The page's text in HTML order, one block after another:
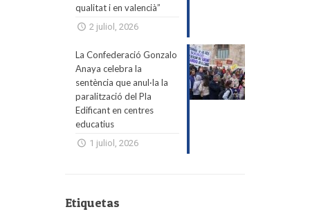
qualitat i en valencià”
2 juliol, 2026
La Confederació Gonzalo
Anaya celebra la
sentència que anul·la la
paralització del Pla
Edificant en centres
educatius
1 juliol, 2026
Etiquetas